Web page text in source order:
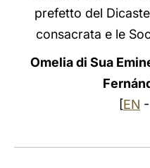
prefetto del
consacrata e le
Omelia di Sua
[EN -